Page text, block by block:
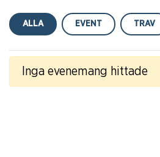
ALLA EVENT TRAV
Inga evenemang hittade